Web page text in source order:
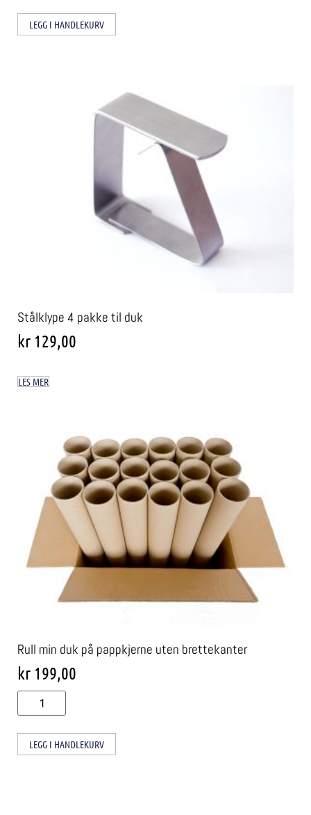
LEGG I HANDLEKURV
Stålklype 4 pakke til duk
kr 129,00
LES MER
Rull min duk på pappkjerne uten brettekanter
kr 199,00
LEGG I HANDLEKURV